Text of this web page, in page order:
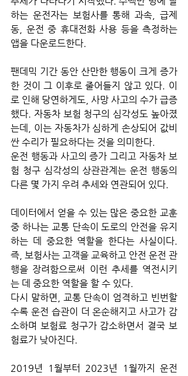
하는 운전자는 보험사를 통해 과속, 급제
동, 운전 중 휴대전화 사용 등을 측정하는
앱을 다운로드한다.
팬데믹 기간 동안 산만한 행동이 크게 증가
한 것이 그 이후로 줄어들지 않고 있다. 이
로 인해 당연하게도, 사망 사고의 수가 급증
했다. 자동차 보험 청구의 심각성도 높아졌
는데, 이는 자동차가 심하게 손상되어 값비
싼 수리가 필요하다는 것을 의미한다.
운전 행동과 사고의 증가 그리고 자동차 보
험 청구 심각성의 상관관계는 운전 행동의
다른 몇 가지 우려 추세와 연관되어 있다.
데이터에서 얻을 수 있는 많은 중요한 교훈
중 하나는 교통 단속이 도로의 안전을 유지
하는 데 중요한 역할을 한다는 사실이다.
즉, 보험사는 고객을 교육하고 안전 운전 관
행을 장려함으로써 이런 추세를 역전시키
는 데 중요한 역할을 할 수 있다.
다시 말하면, 교통 단속이 엄격하고 빈번할
수록 운전 습관이 더 온순해지고 사고가 감
소하며 보험료 청구가 감소하면서 결국 보
험료가 낮아진다.
2019년 1월부터 2023년 1월까지 운전